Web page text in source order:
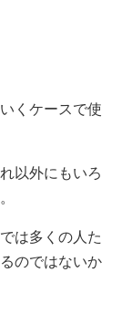
くケースで使
以外にもいろ
は多くの人た
のではないか